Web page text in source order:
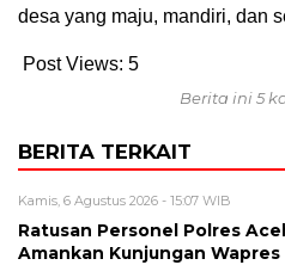
desa yang maju, mandiri, dan
Post Views: 5
Berita ini 5
BERITA TERKAIT
Kamis, 6 Agustus 2026 - 15:07 WIB
Ratusan Personel Polres
Amankan Kunjungan Wapres